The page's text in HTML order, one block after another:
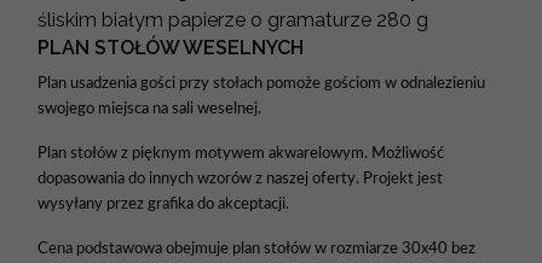
śliskim białym papierze o gramaturze 280 g
PLAN STOŁÓW WESELNYCH
Plan usadzenia gości przy stołach pomoże gościom w odnalezieniu
swojego miejsca na sali weselnej.
Plan stołów z pięknym motywem akwarelowym. Możliwość
dopasowania do innych wzorów z naszej oferty. Projekt jest
wysyłany przez grafika do akceptacji.
Cena podstawowa obejmuje plan stołów w rozmiarze 30x40 bez